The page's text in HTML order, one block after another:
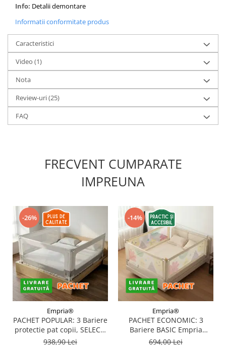
Info: Detalii demontare
Informatii conformitate produs
Caracteristici
Video (1)
Nota
Review-uri(25)
FAQ
FRECVENT CUMPARATE
IMPREUNA
-26%
Empria®
PACHET POPULAR: 3 Bariere
protectie pat copii, SELECT,
160x200 cm
938,90 Lei
-14%
Empria®
PACHET ECONOMIC: 3
Bariere BASIC Empria
protectie pat 160X200 cm +
694,00 Lei